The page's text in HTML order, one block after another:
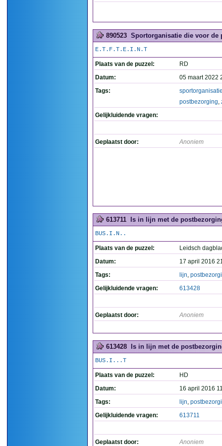
890523 Sportorganisatie die voor de
E.T.F.T.E.I.N.T
Plaats van de puzzel:
RD
Datum:
05 maart 2022
Tags:
postbezorging,
Gelijkluidende vragen:
Geplaatst door: Anoniem
613711 Is in lijn met de
BUS.I.N..
Plaats van de puzzel:
Leidsch
Datum:
17 april 2016
Tags:
lijn,
Gelijkluidende vragen:
613428
Geplaatst door: Anoniem
613428 Is in lijn met de
BUS.I...T
Plaats van de puzzel:
HD
Datum:
16 april 2016
Tags:
lijn,
Gelijkluidende vragen:
613711
Geplaatst door: Anoniem